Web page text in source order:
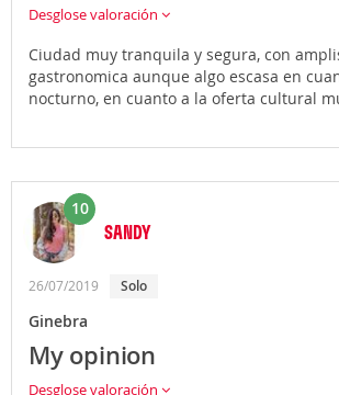
Desglose valoración
Ciudad muy tranquila y segura, con
gastronomica aunque algo escasa en
nocturno, en cuanto a la oferta cultural
10
SANDY
26/07/2019 Solo
Ginebra
My opinion
Desglose valoración